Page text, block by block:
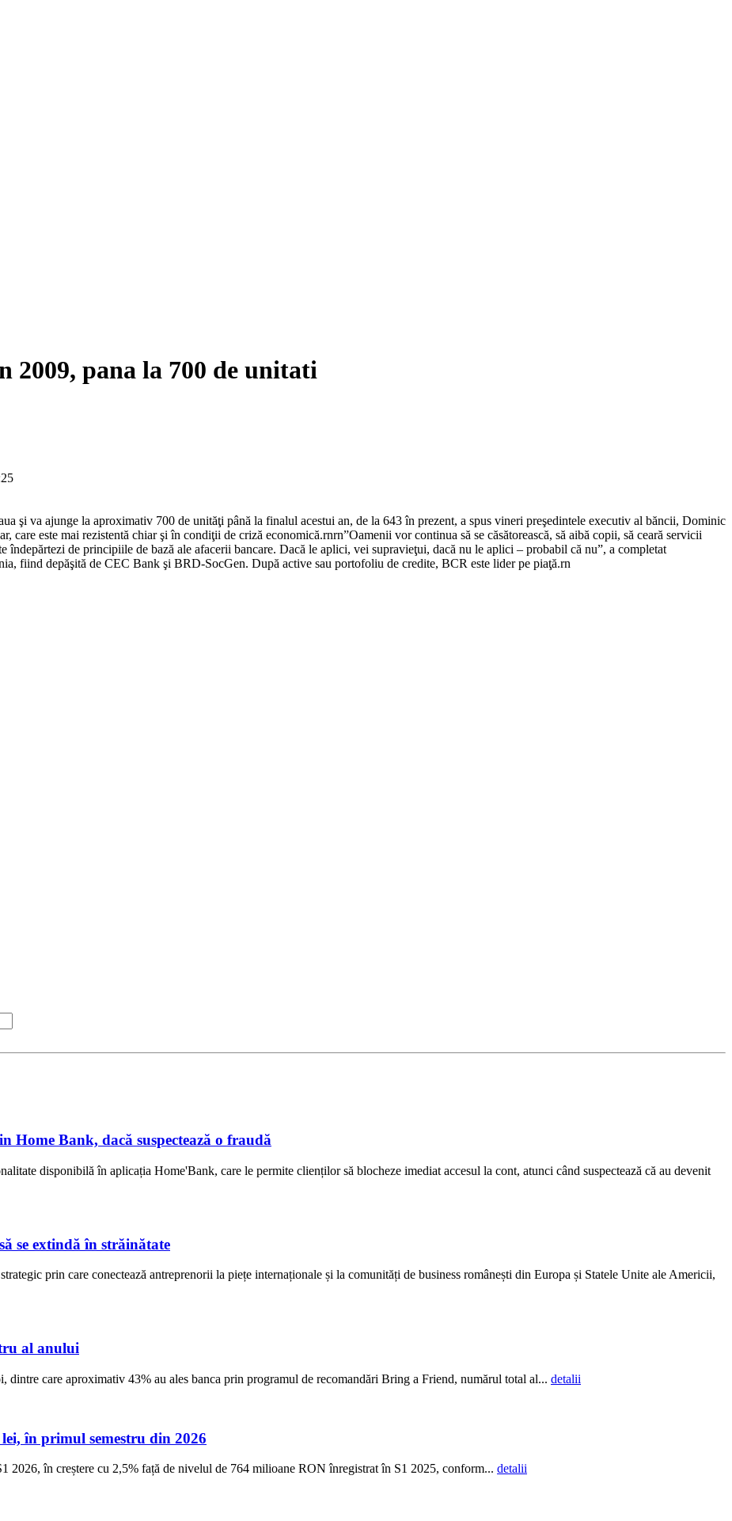
2009, pana la 700 de unitati
şi va ajunge la aproximativ 700 de unităţi până la finalul acestui an, de la 643 în prezent, a spus vineri preşedintele executiv al băncii, Dominic
care este mai rezistentă chiar şi în condiţii de criză economică.rnrn”Oamenii vor continua să se căsătorească, să aibă copii, să ceară servicii
îndepărtezi de principiile de bază ale afacerii bancare. Dacă le aplici, vei supravieţui, dacă nu le aplici – probabil că nu”, a completat
fiind depăşită de CEC Bank şi BRD-SocGen. După active sau portofoliu de credite, BCR este lider pe piaţă.rn
Home Bank, dacă suspectează o fraudă
disponibilă în aplicația Home'Bank, care le permite clienților să blocheze imediat accesul la cont, atunci când suspectează că au devenit
se extindă în străinătate
prin care conectează antreprenorii la piețe internaționale și la comunități de business românești din Europa și Statele Unite ale Americii,
al anului
care aproximativ 43% au ales banca prin programul de recomandări Bring a Friend, numărul total al... detalii
în primul semestru din 2026
în creștere cu 2,5% față de nivelul de 764 milioane RON înregistrat în S1 2025, conform... detalii